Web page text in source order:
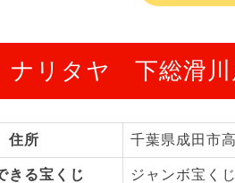
ナリタヤ 下総滑川
住所 千葉県成田市
きる宝くじ ジャンボ宝く